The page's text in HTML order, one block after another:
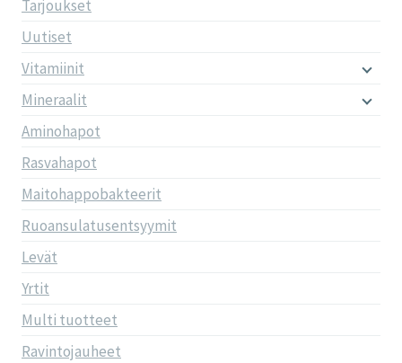
Tarjoukset
Uutiset
Vitamiinit
Mineraalit
Aminohapot
Rasvahapot
Maitohappobakteerit
Ruoansulatusentsyymit
Levät
Yrtit
Multi tuotteet
Ravintojauheet